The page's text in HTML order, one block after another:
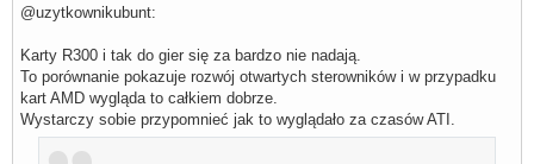
@uzytkownikubunt:
Karty R300 i tak do gier się za bardzo nie nadają.
To porównanie pokazuje rozwój otwartych sterowników i w przypadku
kart AMD wygląda to całkiem dobrze.
Wystarczy sobie przypomnieć jak to wyglądało za czasów ATI.